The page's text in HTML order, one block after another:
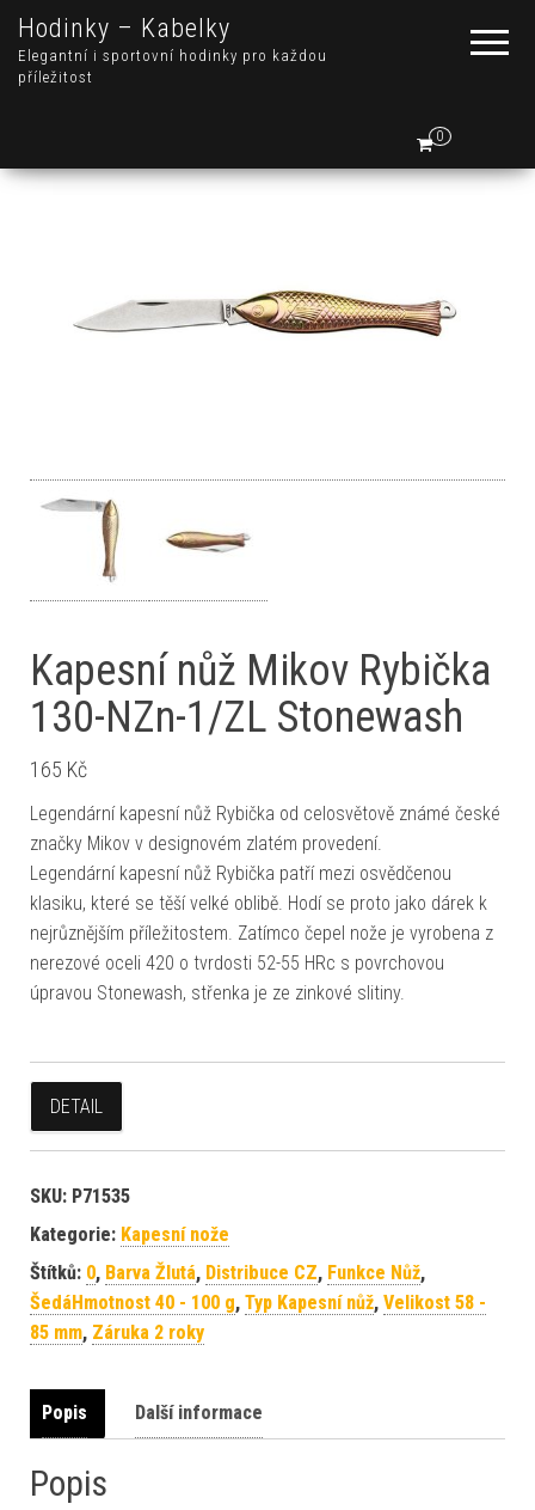
Hodinky – Kabelky
Elegantní i sportovní hodinky pro každou
příležitost
0
Kapesní nůž Mikov Rybička
130-NZn-1/ZL Stonewash
165 Kč
Legendární kapesní nůž Rybička od celosvětově známé české
značky Mikov v designovém zlatém provedení.
Legendární kapesní nůž Rybička patří mezi osvědčenou
klasiku, které se těší velké oblibě. Hodí se proto jako dárek k
nejrůznějším příležitostem. Zatímco čepel nože je vyrobena z
nerezové oceli 420 o tvrdosti 52-55 HRc s povrchovou
úpravou Stonewash, střenka je ze zinkové slitiny.
DETAIL
SKU: P71535
Kategorie: Kapesní nože
Štítků: 0, Barva Žlutá, Distribuce CZ, Funkce Nůž,
ŠedáHmotnost 40 - 100 g, Typ Kapesní nůž, Velikost 58 -
85 mm, Záruka 2 roky
Popis Další informace
Popis